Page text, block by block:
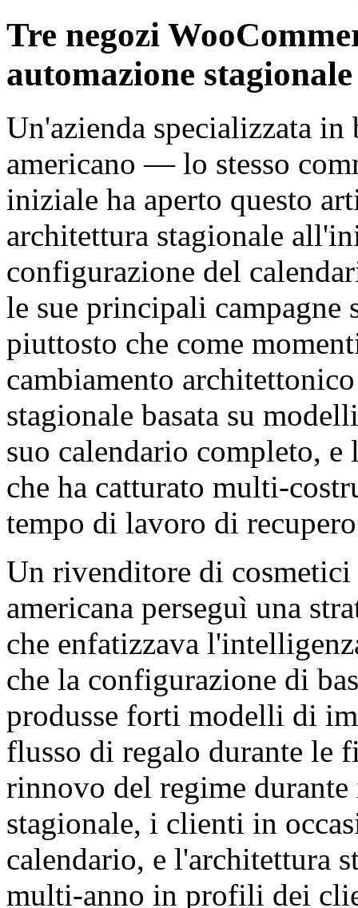
Tre negozi
automazione stagionale
Un'azienda specializzata
americano — lo stesso
iniziale ha aperto questo
architettura stagionale
configurazione del
le sue principali
piuttosto che come
cambiamento
stagionale basata su
suo calendario completo,
che ha catturato multi-
tempo di lavoro di
Un rivenditore di cosmetici
americana perseguì una
che enfatizzava
che la configurazione di
produsse forti modelli di
flusso di regalo durante le
rinnovo del regime
stagionale, i clienti in
calendario, e l'architettura
multi-anno in profili dei